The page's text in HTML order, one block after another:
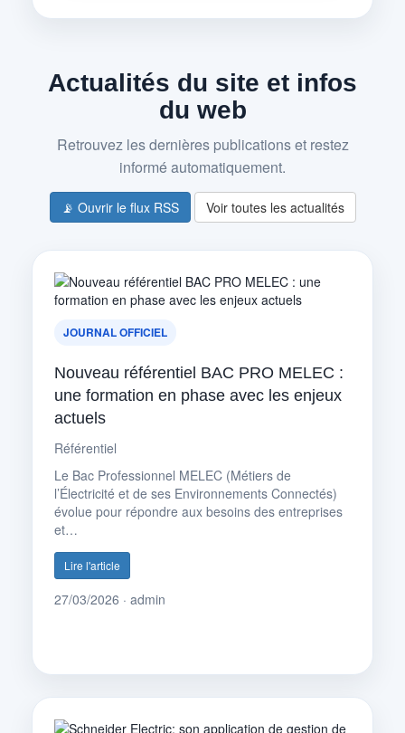
Actualités du site et infos
du web
Retrouvez les dernières publications et restez
informé automatiquement.
📡 Ouvrir le flux RSS Voir toutes les actualités
JOURNAL OFFICIEL
Nouveau référentiel BAC PRO MELEC :
une formation en phase avec les enjeux
actuels
Référentiel
Le Bac Professionnel MELEC (Métiers de
l’Électricité et de ses Environnements Connectés)
évolue pour répondre aux besoins des entreprises
et…
Lire l'article
27/03/2026 · admin